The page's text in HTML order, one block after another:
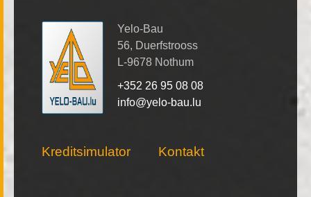
Yelo-Bau
56, Duerfstrooss
L-9678 Nothum
+352 26 95 08 08
info@yelo-bau.lu
Kreditsimulator Kontakt